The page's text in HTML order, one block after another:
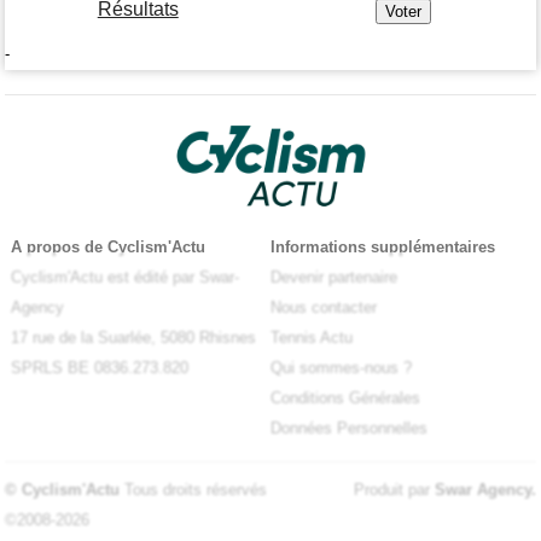
Résultats
-
A propos de Cyclism'Actu
Cyclism'Actu est édité par Swar-
Agency
17 rue de la Suarlée, 5080 Rhisnes
SPRLS BE 0836.273.820
Informations supplémentaires
Devenir partenaire
Nous contacter
Tennis Actu
Qui sommes-nous ?
Conditions Générales
Données Personnelles
© Cyclism'Actu Tous droits réservés
©2008-2026
Produit par Swar Agency.